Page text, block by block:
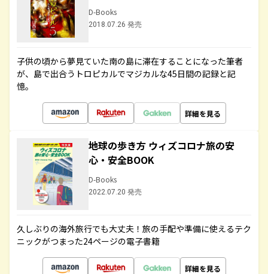
D-Books
2018.07.26 発売
子供の頃から夢見ていた南の島に滞在することになった筆者
が、島で出合うトロピカルでマジカルな45日間の記録と記
憶。
詳細を見る
地球の歩き方 ウィズコロナ旅の安
心・安全BOOK
D-Books
2022.07.20 発売
久しぶりの海外旅行でも大丈夫！旅の手配や準備に使えるテク
ニックがつまった24ページの電子書籍
詳細を見る